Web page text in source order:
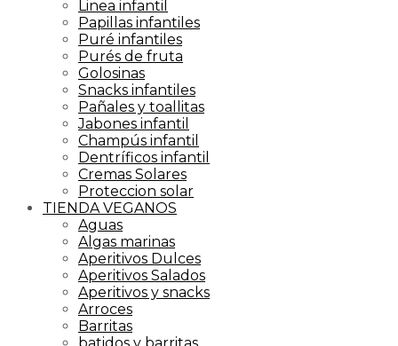
Linea infantil
Papillas infantiles
Puré infantiles
Purés de fruta
Golosinas
Snacks infantiles
Pañales y toallitas
Jabones infantil
Champús infantil
Dentríficos infantil
Cremas Solares
Proteccion solar
TIENDA VEGANOS
Aguas
Algas marinas
Aperitivos Dulces
Aperitivos Salados
Aperitivos y snacks
Arroces
Barritas